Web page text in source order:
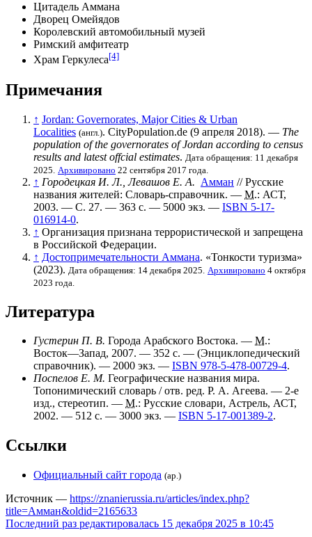
Цитадель Аммана
Дворец Омейядов
Королевский автомобильный музей
Римский амфитеатр
Храм Геркулеса[4]
Примечания
↑ Jordan: Governorates, Major Cities & Urban
Localities (англ.). CityPopulation.de (9 апреля 2018). — The
population of the governorates of Jordan according to census
results and latest offcial estimates. Дата обращения: 11 декабря
2025. Архивировано 22 сентября 2017 года.
↑ Городецкая И. Л., Левашов Е. А. Амман // Русские
названия жителей: Словарь-справочник. — М.: АСТ,
2003. — С. 27. — 363 с. — 5000 экз. — ISBN 5-17-
016914-0.
↑ Организация признана террористической и запрещена
в Российской Федерации.
↑ Достопримечательности Аммана. «Тонкости туризма»
(2023). Дата обращения: 14 декабря 2025. Архивировано 4 октября
2023 года.
Литература
Густерин П. В. Города Арабского Востока. — М.:
Восток—Запад, 2007. — 352 с. — (Энциклопедический
справочник). — 2000 экз. — ISBN 978-5-478-00729-4.
Поспелов Е. М. Географические названия мира.
Топонимический словарь / отв. ред. Р. А. Агеева. — 2-е
изд., стереотип. — М.: Русские словари, Астрель, АСТ,
2002. — 512 с. — 3000 экз. — ISBN 5-17-001389-2.
Ссылки
Официальный сайт города (ар.)
Источник — https://znanierussia.ru/articles/index.php?
title=Амман&oldid=2165633
Последний раз редактировалась 15 декабря 2025 в 10:45